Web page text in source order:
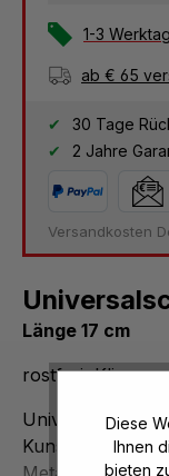
1-3
ab € 65
30 Tage
2 Jahre
Versandkosten
Länge 17 cm
rostfrei, Klinge
Universalschere
Kunststoffgriffe,
Diese
Ihnen
bieten